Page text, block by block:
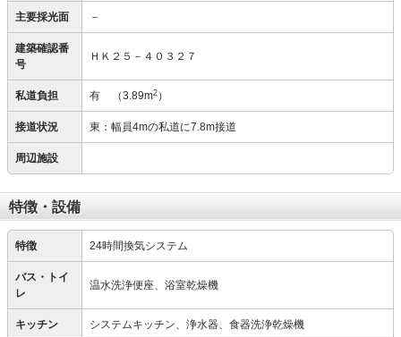
主要採光面 －
建築確認番
号
ＨＫ２５－４０３２７
私道負担 有 （3.89m2 ）
接道状況 東：幅員4mの私道に7.8m接道
周辺施設
特徴・設備
特徴 24時間換気システム
バス・トイ
レ
温水洗浄便座、浴室乾燥機
キッチン システムキッチン、浄水器、食器洗浄乾燥機